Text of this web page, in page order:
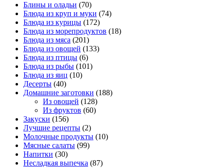
Блины и оладьи (70)
Блюда из круп и муки (74)
Блюда из курицы (172)
Блюда из морепродуктов (18)
Блюда из мяса (201)
Блюда из овощей (133)
Блюда из птицы (6)
Блюда из рыбы (101)
Блюда из яиц (10)
Десерты (40)
Домашние заготовки (188)
Из овощей (128)
Из фруктов (60)
Закуски (156)
Лучшие рецепты (2)
Молочные продукты (10)
Мясные салаты (99)
Напитки (30)
Несладкая выпечка (87)